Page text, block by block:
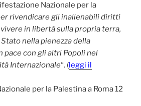
Nazionale per la
rivendicare gli inalienabili diritti
in libertà sulla propria terra,
nella pienezza della
pace con gli altri Popoli nel
Internazionale“. ( leggi il